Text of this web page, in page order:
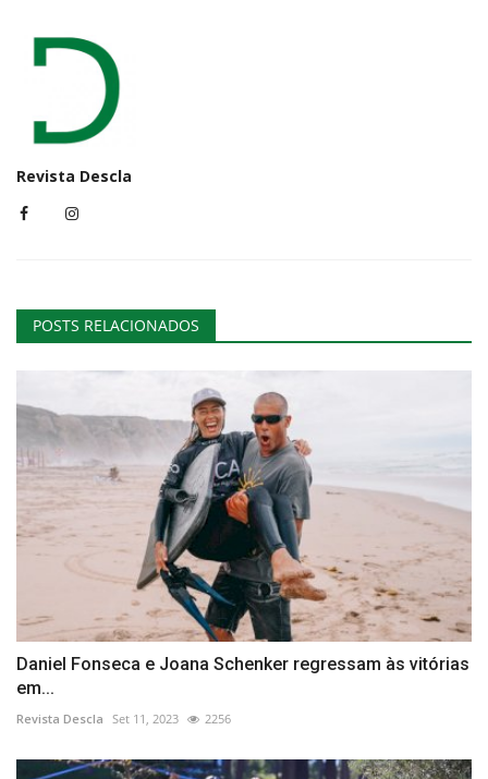
Revista Descla
POSTS RELACIONADOS
Daniel Fonseca e Joana Schenker regressam às vitórias
em...
Revista Descla Set 11, 2023 2256